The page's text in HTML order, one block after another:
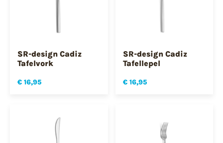
SR-design Cadiz
Tafelvork
€ 16,95
SR-design Cadiz
Tafellepel
€ 16,95